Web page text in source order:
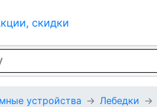
скидки
устройства Лебедки